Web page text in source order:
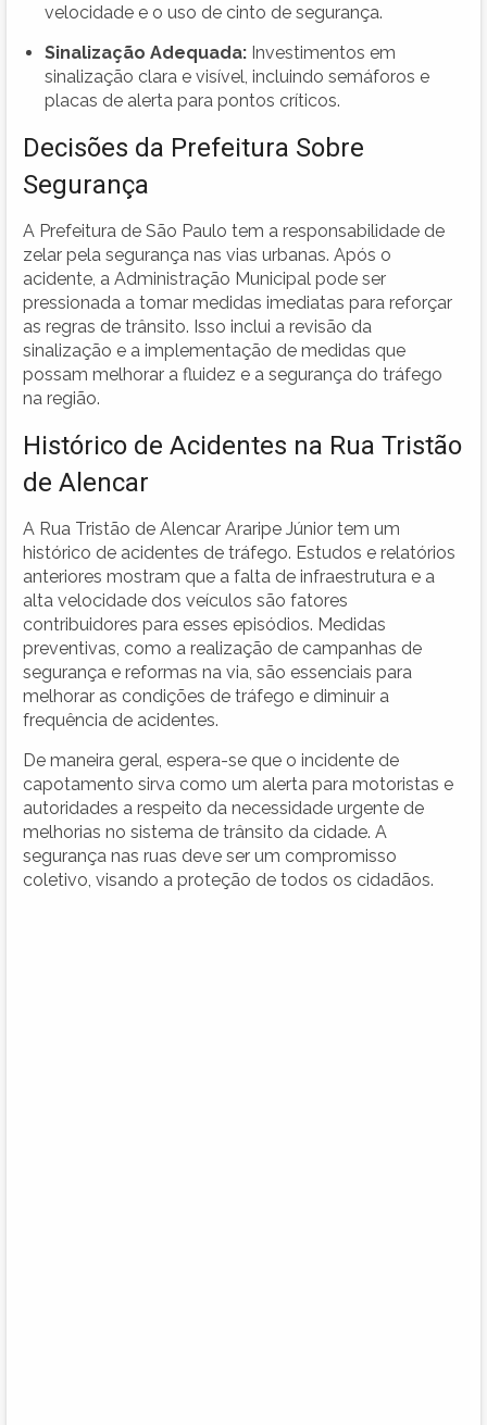
velocidade e o uso de cinto de segurança.
Sinalização Adequada: Investimentos em
sinalização clara e visível, incluindo semáforos e
placas de alerta para pontos críticos.
Decisões da Prefeitura Sobre
Segurança
A Prefeitura de São Paulo tem a responsabilidade de
zelar pela segurança nas vias urbanas. Após o
acidente, a Administração Municipal pode ser
pressionada a tomar medidas imediatas para reforçar
as regras de trânsito. Isso inclui a revisão da
sinalização e a implementação de medidas que
possam melhorar a fluidez e a segurança do tráfego
na região.
Histórico de Acidentes na Rua Tristão
de Alencar
A Rua Tristão de Alencar Araripe Júnior tem um
histórico de acidentes de tráfego. Estudos e relatórios
anteriores mostram que a falta de infraestrutura e a
alta velocidade dos veículos são fatores
contribuidores para esses episódios. Medidas
preventivas, como a realização de campanhas de
segurança e reformas na via, são essenciais para
melhorar as condições de tráfego e diminuir a
frequência de acidentes.
De maneira geral, espera-se que o incidente de
capotamento sirva como um alerta para motoristas e
autoridades a respeito da necessidade urgente de
melhorias no sistema de trânsito da cidade. A
segurança nas ruas deve ser um compromisso
coletivo, visando a proteção de todos os cidadãos.